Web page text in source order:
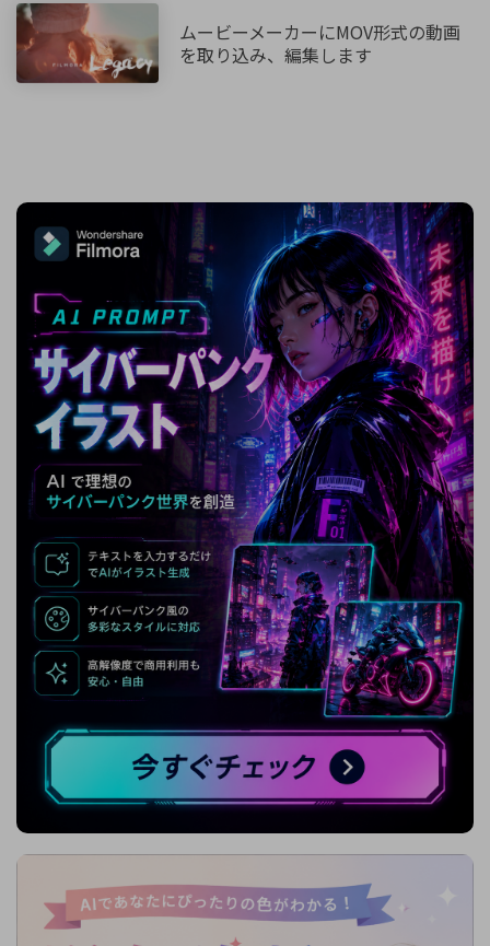
ムービーメーカーにMOV形式の動画
を取り込み、編集します